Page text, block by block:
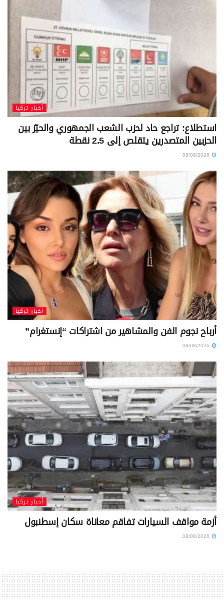
أخبار تركيا
استطلاع: تراجع حاد لحزب الشعب الجمهوري والحيّز بين
الحزبين المتصدرين يتقلص إلى 2.5 نقطة
أخبار تركيا
أرباح نجوم الفن والمشاهير من اشتراكات “إنستغرام”
أخبار تركيا
أزمة مواقف السيارات تفاقم معاناة سكان إسطنبول